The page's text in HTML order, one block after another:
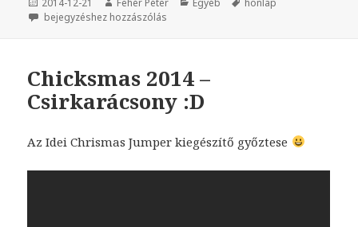
Közzétéve
2014-12-21 Szerző
Fehér Péter Kategória
Egyéb Címke
honlap
Helló Világ!
bejegyzéshez hozzászólás
Chicksmas 2014 –
Csirkarácsony :D
Az Idei Chrismas Jumper kiegészítő győztese